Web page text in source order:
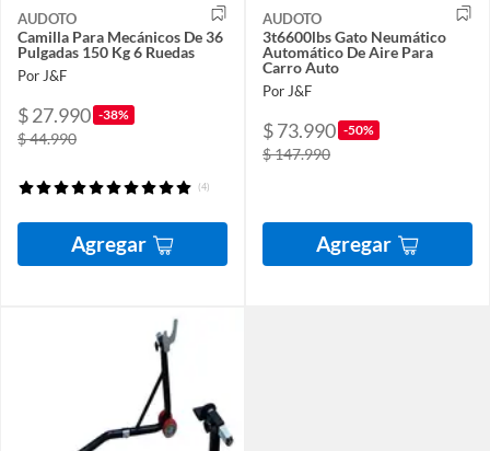
AUDOTO
Camilla Para Mecánicos De 36
Pulgadas 150 Kg 6 Ruedas
Por J&F
$ 27.990 -38%
$ 44.990
(4)
Agregar
AUDOTO
3t6600lbs Gato Neumático
Automático De Aire Para
Carro Auto
Por J&F
$ 73.990 -50%
$ 147.990
Agregar